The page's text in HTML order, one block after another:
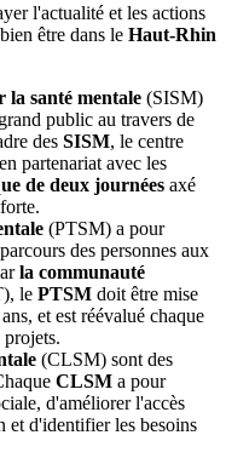
l'actualité et les actions
être dans le Haut-Rhin
la santé mentale (SISM)
public au travers de
des SISM, le centre
partenariat avec les
de deux journées axé
(PTSM) a pour
des personnes aux
la communauté
le PTSM doit être mise
et est réévalué chaque
projets.
(CLSM) sont des
CLSM a pour
d'améliorer l'accès
et d'identifier les besoins